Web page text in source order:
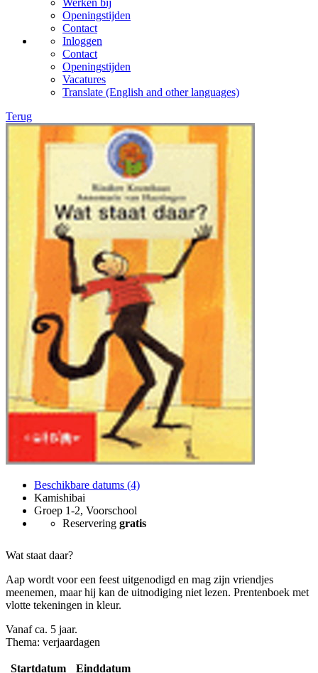
Werken bij
Openingstijden
Contact
Inloggen
Contact
Openingstijden
Vacatures
Translate (English and other languages)
Terug
Beschikbare datums (4)
Kamishibai
Groep 1-2, Voorschool
Reservering gratis
Wat staat daar?
Aap wordt voor een feest uitgenodigd en mag zijn vriendjes
meenemen, maar hij kan de uitnodiging niet lezen. Prentenboek met
vlotte tekeningen in kleur.
Vanaf ca. 5 jaar.
Thema: verjaardagen
Startdatum
Einddatum